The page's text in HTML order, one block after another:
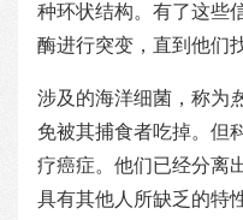
种环状结构。有了这些
酶进行突变，直到他们
涉及的海洋细菌，称为
免被其捕食者吃掉。但
疗癌症。他们已经分离
具有其他人所缺乏的